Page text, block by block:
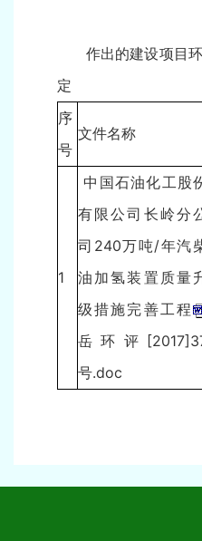
作出的建设项目
定
序
号
文件名称
1
中国石油化工股
有限公司长岭分
司240万吨/年汽
油加氢装置质量
级措施完善工程
岳环评
号.doc